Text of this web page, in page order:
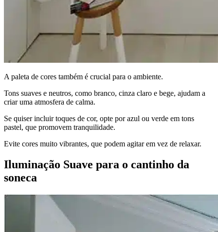
A paleta de cores também é crucial para o ambiente.
Tons suaves e neutros, como branco, cinza claro e bege, ajudam a
criar uma atmosfera de calma.
Se quiser incluir toques de cor, opte por azul ou verde em tons
pastel, que promovem tranquilidade.
Evite cores muito vibrantes, que podem agitar em vez de relaxar.
Iluminação Suave para o cantinho da
soneca